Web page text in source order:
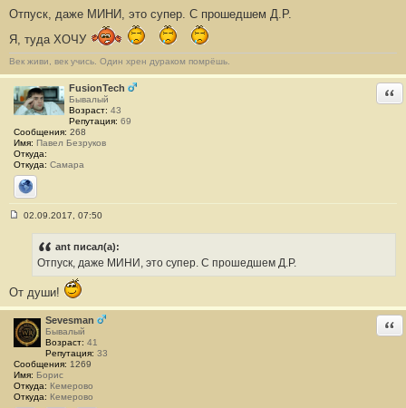
о
щ
е
н
и
е
#
8
5
Отпуск, даже МИНИ, это супер. С прошедшем Д.Р.
Я, туда ХОЧУ
Век живи, век учись. Один хрен дураком помрёшь.
FusionTech
Бывалый
Возраст: 43
Репутация: 69
Сообщения: 268
Имя: Павел Безруков
Откуда:
Откуда: Самара
Сайт
н
и
е
#
8
7
02.09.2017, 07:50
ant писал(а):
Отпуск, даже МИНИ, это супер. С прошедшем Д.Р.
От души!
Sevesman
Бывалый
Возраст: 41
Репутация: 33
Сообщения: 1269
Имя: Борис
Откуда: Кемерово
Откуда: Кемерово